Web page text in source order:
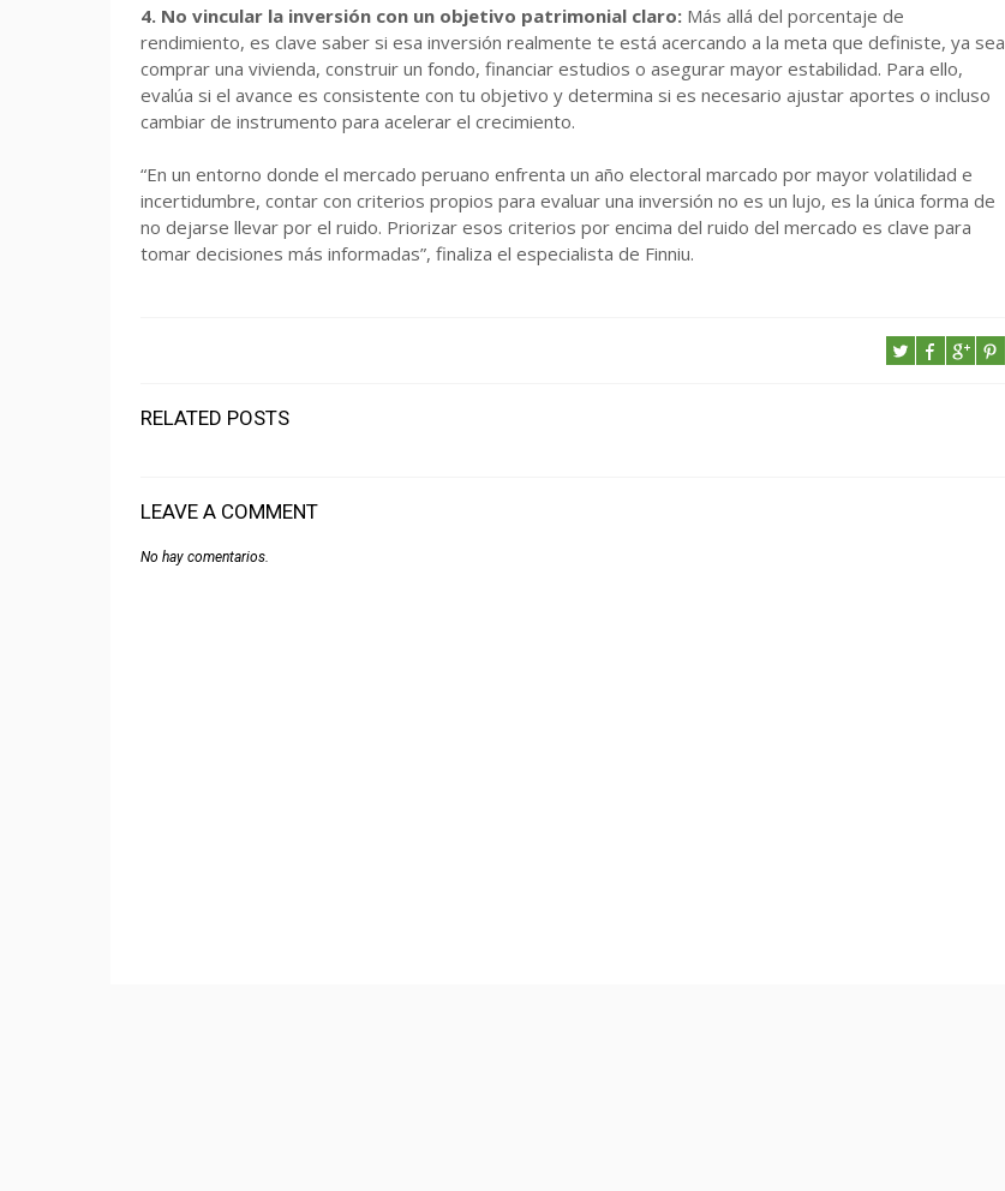
4. No vincular la inversión con un objetivo patrimonial claro: Más allá del porcentaje de
rendimiento, es clave saber si esa inversión realmente te está acercando a la meta que definiste, ya sea
comprar una vivienda, construir un fondo, financiar estudios o asegurar mayor estabilidad. Para ello,
evalúa si el avance es consistente con tu objetivo y determina si es necesario ajustar aportes o incluso
cambiar de instrumento para acelerar el crecimiento.
“En un entorno donde el mercado peruano enfrenta un año electoral marcado por mayor volatilidad e
incertidumbre, contar con criterios propios para evaluar una inversión no es un lujo, es la única forma de
no dejarse llevar por el ruido. Priorizar esos criterios por encima del ruido del mercado es clave para
tomar decisiones más informadas”, finaliza el especialista de Finniu.
RELATED POSTS
LEAVE A COMMENT
No hay comentarios.